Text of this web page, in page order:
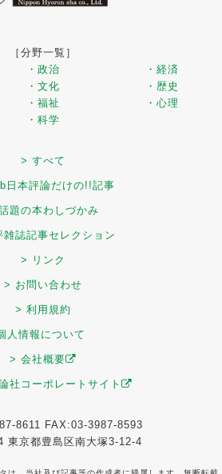
［分野一覧］
・政治
・経済
・文化
・歴史
・福祉
・心理
・科学
> すべて
日本評論だけの!!記事
題の本わしづかみ
雑誌記事セレクション
> リンク
> お問い合わせ
> 利用規約
人情報について
> 会社概要
社コーポレートサイト
8611 FAX:03-3987-8593
東京都豊島区南大塚3-12-4